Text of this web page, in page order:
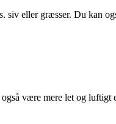
siv eller græsser. Du kan
være mere let og luftigt